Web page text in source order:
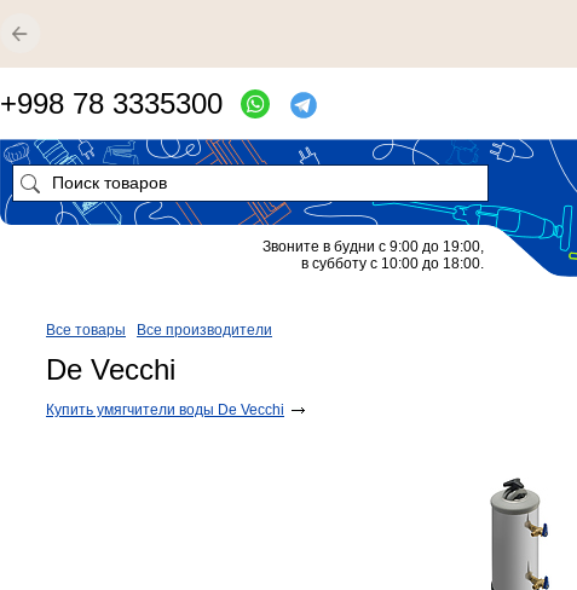
Все товары Все производители
De Vecchi
Купить умягчители воды De Vecchi
+998 78 3335300
Звоните в будни с 9:00 до 19:00,
в субботу с 10:00 до 18:00.